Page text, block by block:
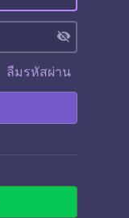
visibility_off
ลืมรหัสผ่าน